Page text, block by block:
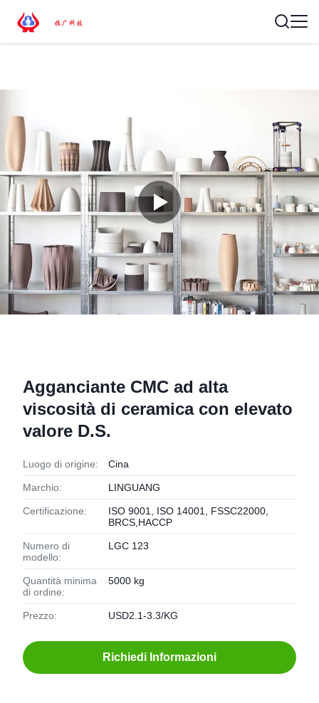
Agganciante CMC ad alta
viscosità di ceramica con elevato
valore D.S.
Luogo di origine: Cina
Marchio: LINGUANG
Certificazione:
ISO 9001, ISO 14001, FSSC22000,
BRCS,HACCP
Numero di
modello:
LGC 123
Quantità minima
di ordine:
5000 kg
Prezzo: USD2.1-3.3/KG
Richiedi Informazioni